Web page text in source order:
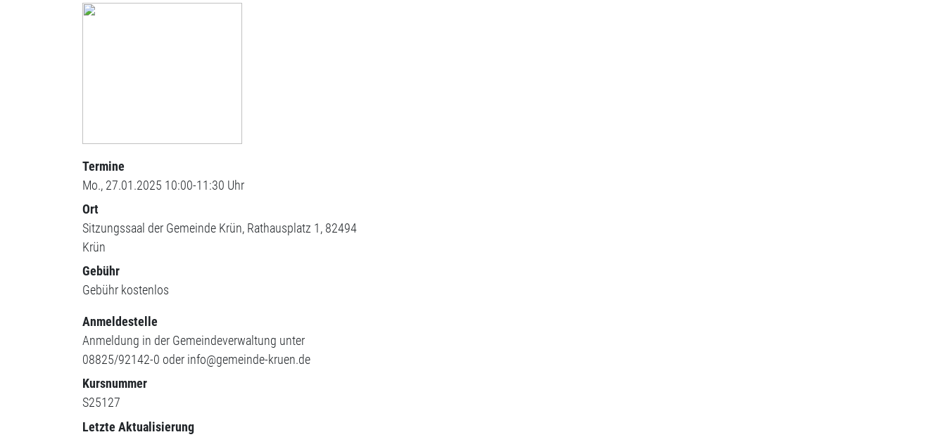
Termine
Mo., 27.01.2025 10:00-11:30 Uhr
Ort
Sitzungssaal der Gemeinde Krün Rathausplatz 1 82494
Krün
Gebühr
Gebühr kostenlos
Anmeldestelle
Anmeldung in der Gemeindeverwaltung unter
08825/92142-0 oder info@gemeinde-kruen.de
Kursnummer
S25127
Letzte Aktualisierung